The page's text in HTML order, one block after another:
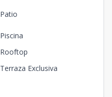
Patio
Piscina
Rooftop
Terraza Exclusiva